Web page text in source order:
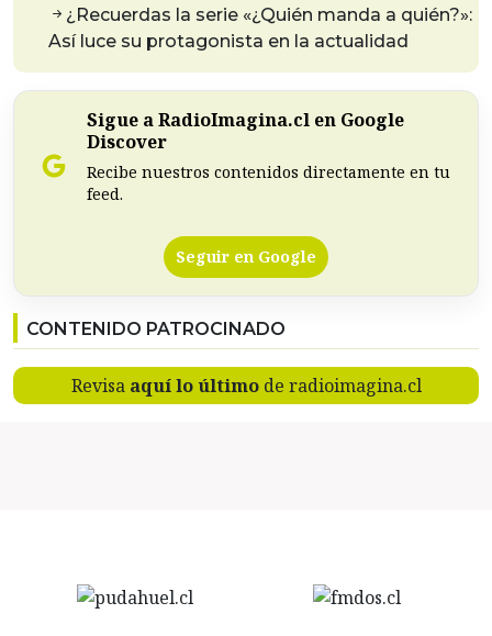
¿Recuerdas la serie «¿Quién manda a quién?»:
Así luce su protagonista en la actualidad
Sigue a RadioImagina.cl en Google
Discover
Recibe nuestros contenidos directamente en tu
feed.
Seguir en Google
CONTENIDO PATROCINADO
Revisa aquí lo últimode radioimagina.cl